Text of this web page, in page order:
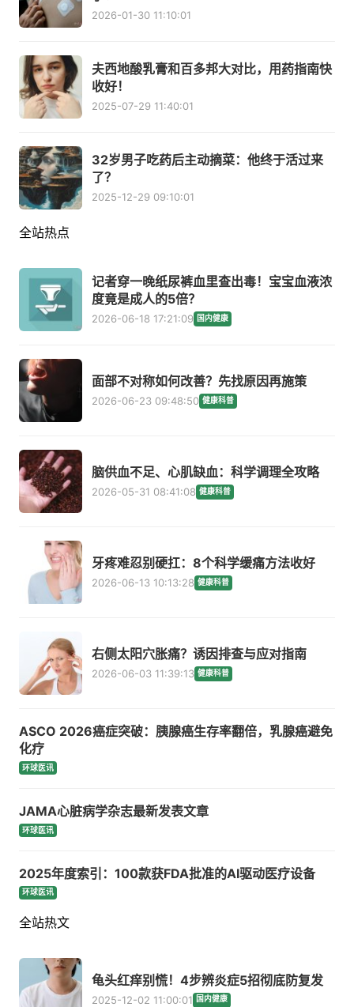
2026-01-30 11:10:01
夫西地酸乳膏和百多邦大对比，用药指南快
收好！
2025-07-29 11:40:01
32岁男子吃药后主动摘菜：他终于活过来
了？
2025-12-29 09:10:01
全站热点
记者穿一晚纸尿裤血里查出毒！宝宝血液浓
度竟是成人的5倍？
2026-06-18 17:21:09 国内健康
面部不对称如何改善？先找原因再施策
2026-06-23 09:48:50 健康科普
脑供血不足、心肌缺血：科学调理全攻略
2026-05-31 08:41:08 健康科普
牙疼难忍别硬扛：8个科学缓痛方法收好
2026-06-13 10:13:28 健康科普
右侧太阳穴胀痛？诱因排查与应对指南
2026-06-03 11:39:13 健康科普
ASCO 2026癌症突破：胰腺癌生存率翻倍，乳腺癌避免
化疗
环球医讯
JAMA心脏病学杂志最新发表文章
环球医讯
2025年度索引：100款获FDA批准的AI驱动医疗设备
环球医讯
全站热文
龟头红痒别慌！4步辨炎症5招彻底防复发
2025-12-02 11:00:01 国内健康